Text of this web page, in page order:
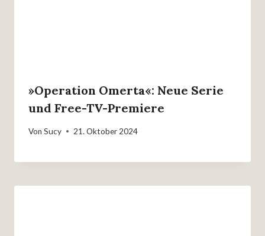
»Operation Omerta«: Neue Serie
und Free-TV-Premiere
Von Sucy 21. Oktober 2024